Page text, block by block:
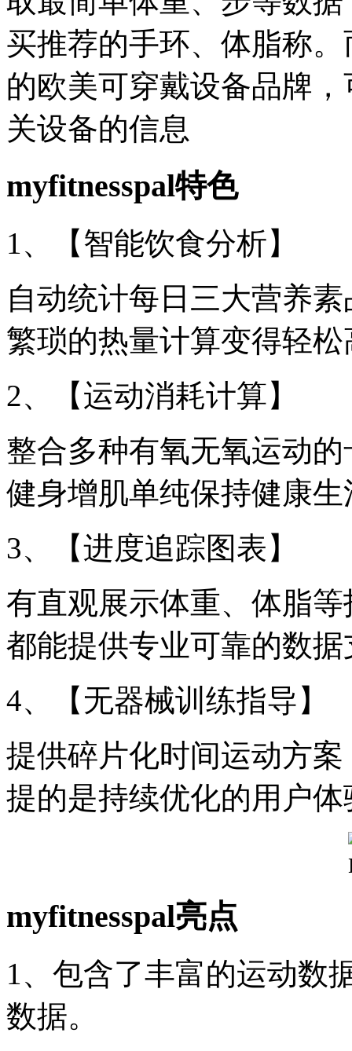
买推荐的手环、体脂称
的欧美可穿戴设备品牌
关设备的信息
myfitnesspal特色
1、【智能饮食分析】
自动统计每日三大营养
繁琐的热量计算变得轻松
2、【运动消耗计算】
整合多种有氧无氧运动
健身增肌单纯保持健康
3、【进度追踪图表】
有直观展示体重、体脂等
都能提供专业可靠的数据
4、【无器械训练指导】
提供碎片化时间运动方
提的是持续优化的用户
myfitnesspal亮点
1、包含了丰富的运动数
数据。